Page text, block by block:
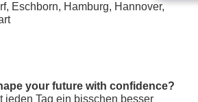
Eschborn, Hamburg, Hannover,
your future with confidence?
jeden Tag ein bisschen besser